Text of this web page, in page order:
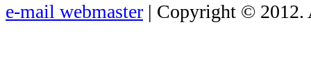
e-mail webmaster | Copyright © 2012.